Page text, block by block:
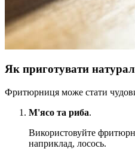
Як приготувати
Фритюрниця може стати
М'ясо та риба.
Використовуйте
наприклад, лосось.